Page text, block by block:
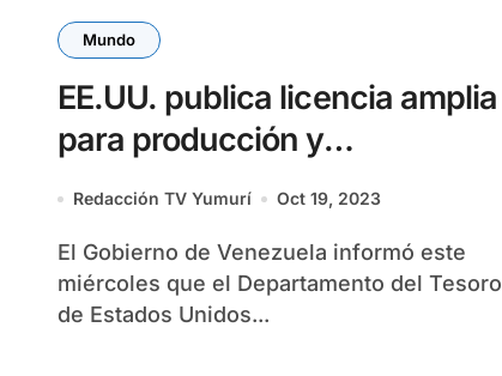
Mundo
EE.UU. publica licencia amplia
para producción y
comercialización de petrolero y
Redacción TV Yumurí Oct 19, 2023
El Gobierno de Venezuela informó este
miércoles que el Departamento del Tesoro
de Estados Unidos...